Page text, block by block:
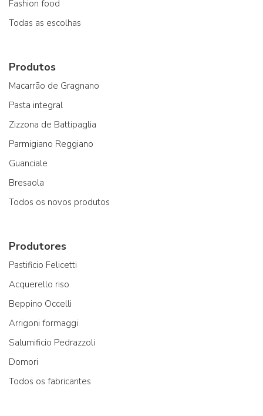
Fashion food
Todas as escolhas
Produtos
Macarrão de Gragnano
Pasta integral
Zizzona de Battipaglia
Parmigiano Reggiano
Guanciale
Bresaola
Todos os novos produtos
Produtores
Pastificio Felicetti
Acquerello riso
Beppino Occelli
Arrigoni formaggi
Salumificio Pedrazzoli
Domori
Todos os fabricantes